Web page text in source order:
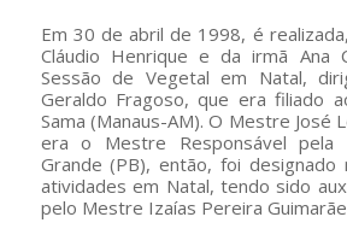
Em 30 de abril de 1998, é
Cláudio Henrique e da irmã Ana
Sessão de Vegetal em Natal,
Geraldo Fragoso, que era filiado
Sama (Manaus-AM). O Mestre José
era o Mestre Responsável pela
Grande (PB), então, foi designado
atividades em Natal, tendo sido
pelo Mestre Izaías Pereira